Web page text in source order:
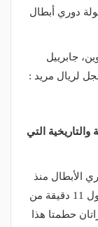
دوري أبطال
جابرييل
لريال مريد :
التي
الأبطال منذ
30 عامًا، تتلقى شباك ريال مدريد هدفين في أول 11 دقيقة من
حطمتا هذا